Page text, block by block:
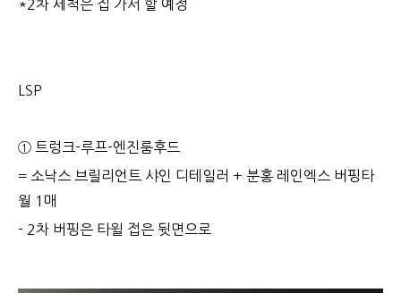
*2차 세척은 집 가서 할 예정
LSP
① 트렁크-루프-엔진룸후드
= 소낙스 브릴리언트 샤인 디테일러 + 분홍 레인엑스 버핑타
월 1매
- 2차 버핑은 타윌 접은 뒷면으로